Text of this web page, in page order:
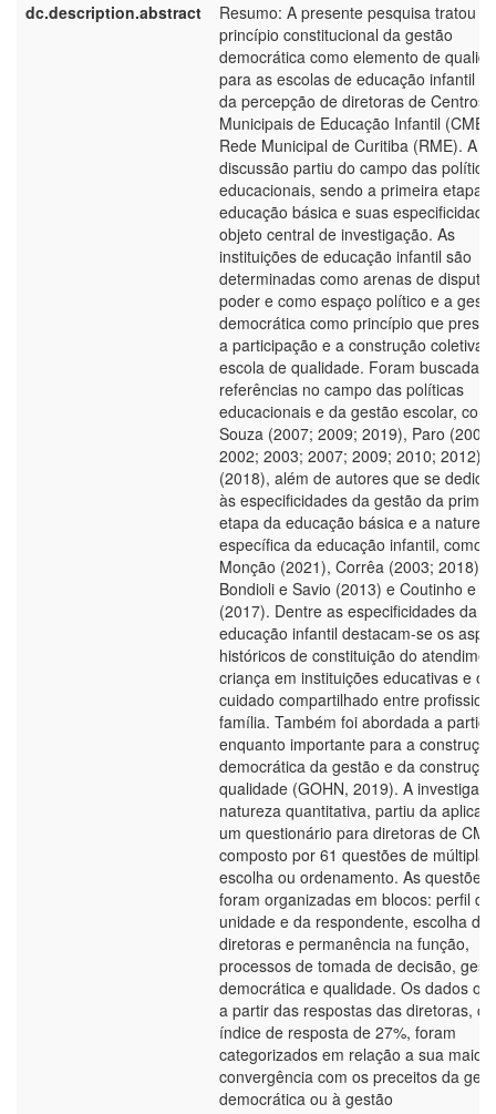
dc.description.abstract
Resumo: A presente pesquisa tratou
princípio constitucional da gestão
democrática como elemento de
para as escolas de educação infantil a
da percepção de diretoras de Centros
Municipais de Educação Infantil
Rede Municipal de Curitiba (RME). A
discussão partiu do campo das
educacionais, sendo a primeira etapa
educação básica e suas
objeto central de investigação. As
instituições de educação infantil são
determinadas como arenas de
poder e como espaço político e a
democrática como princípio que
a participação e a construção coletiva
escola de qualidade. Foram buscadas
referências no campo das políticas
educacionais e da gestão escolar,
Souza (2007; 2009; 2019), Paro (2001;
2002; 2003; 2007; 2009; 2010; 2012),
(2018), além de autores que se
às especificidades da gestão da
etapa da educação básica e a natureza
específica da educação infantil, como
Monção (2021), Corrêa (2003; 2018),
Bondioli e Savio (2013) e Coutinho e
(2017). Dentre as especificidades da
educação infantil destacam-se os
históricos de constituição do
criança em instituições educativas e o
cuidado compartilhado entre
família. Também foi abordada a
enquanto importante para a construção
democrática da gestão e da
qualidade (GOHN, 2019). A
natureza quantitativa, partiu da
um questionário para diretoras de
composto por 61 questões de múltipla
escolha ou ordenamento. As questões
foram organizadas em blocos: perfil da
unidade e da respondente, escolha das
diretoras e permanência na função,
processos de tomada de decisão,
democrática e qualidade. Os dados
a partir das respostas das diretoras,
índice de resposta de 27%, foram
categorizados em relação a sua maior
convergência com os preceitos da
democrática ou à gestão